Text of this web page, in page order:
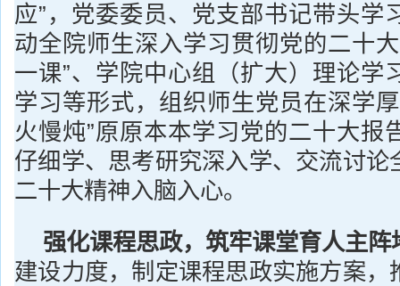
应”，党委委员、党支部书记带头学
动全院师生深入学习贯彻党的二十
一课”、学院中心组（扩大）理论学
学习等形式，组织师生党员在深学
火慢炖”原原本本学习党的二十大报
仔细学、思考研究深入学、交流讨论
二十大精神入脑入心。
强化课程思政，筑牢课堂育人主阵
建设力度，制定课程思政实施方案，